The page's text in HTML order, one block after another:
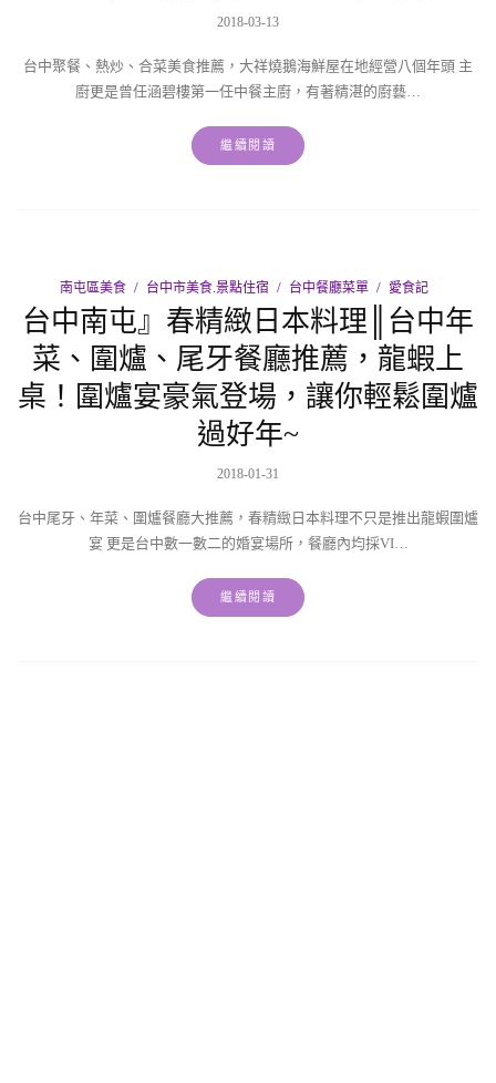
2018-03-13
台中聚餐、熱炒、合菜美食推薦，大祥燒鵝海鮮屋在地經營八個年頭 主
廚更是曾任涵碧樓第一任中餐主廚，有著精湛的廚藝…
繼續閱讀
南屯區美食 台中市美食.景點住宿 台中餐廳菜單 愛食記
台中南屯』春精緻日本料理║台中年
菜、圍爐、尾牙餐廳推薦，龍蝦上
桌！圍爐宴豪氣登場，讓你輕鬆圍爐
過好年~
2018-01-31
台中尾牙、年菜、圍爐餐廳大推薦，春精緻日本料理不只是推出龍蝦圍爐
宴 更是台中數一數二的婚宴場所，餐廳內均採VI…
繼續閱讀